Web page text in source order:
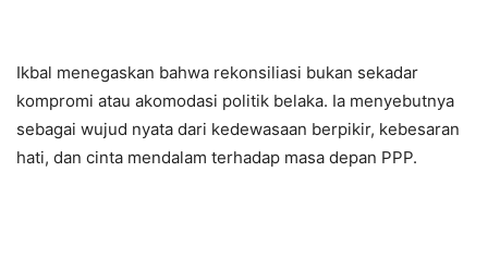
Ikbal menegaskan bahwa rekonsiliasi bukan sekadar
kompromi atau akomodasi politik belaka. Ia menyebutnya
sebagai wujud nyata dari kedewasaan berpikir, kebesaran
hati, dan cinta mendalam terhadap masa depan PPP.